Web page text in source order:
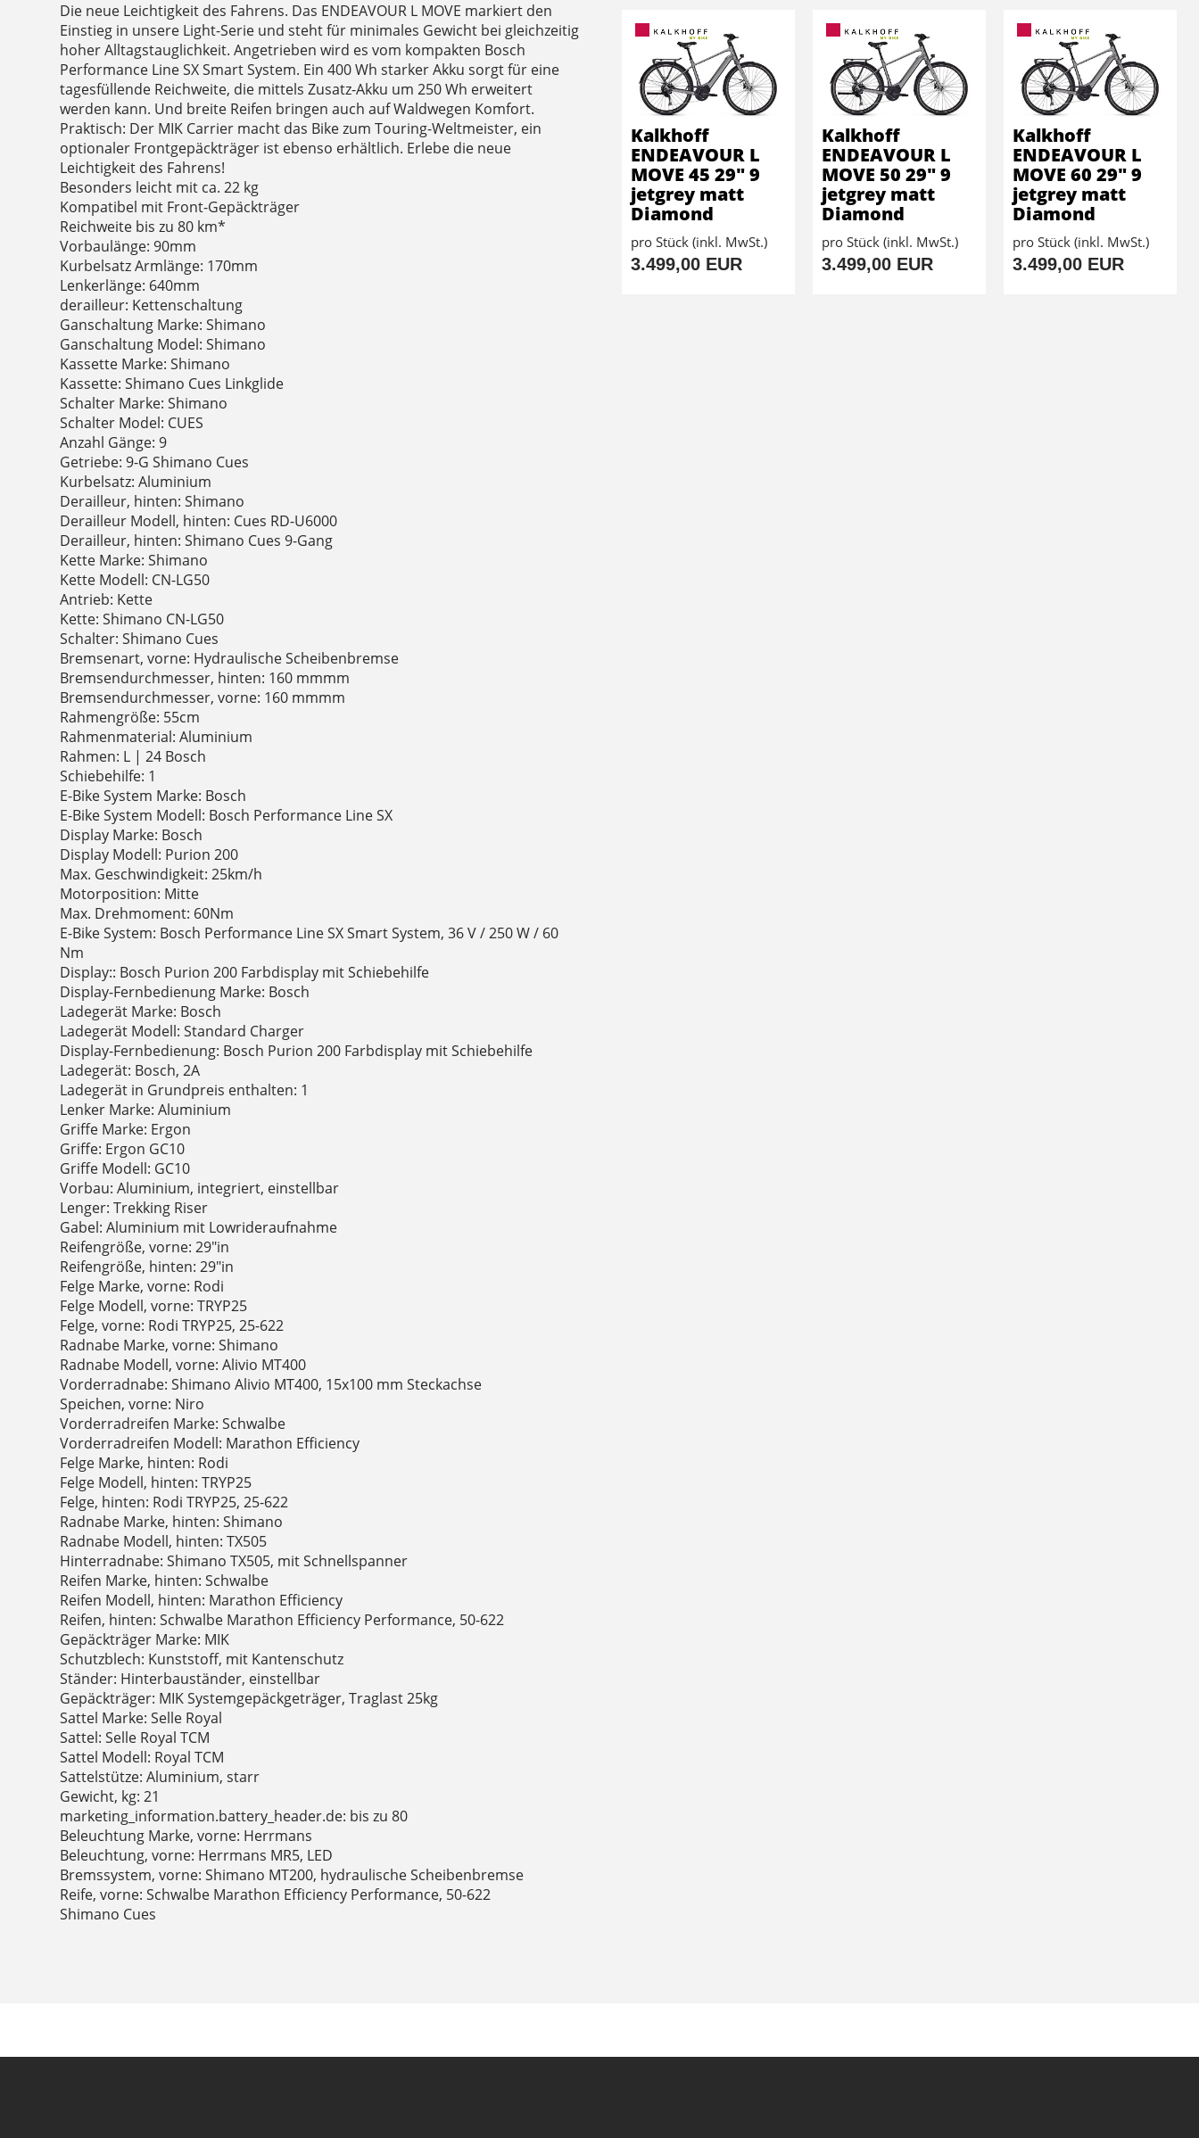
Die neue Leichtigkeit des Fahrens. Das ENDEAVOUR L MOVE markiert den
Einstieg in unsere Light-Serie und steht für minimales Gewicht bei gleichzeitig
hoher Alltagstauglichkeit. Angetrieben wird es vom kompakten Bosch
Performance Line SX Smart System. Ein 400 Wh starker Akku sorgt für eine
tagesfüllende Reichweite, die mittels Zusatz-Akku um 250 Wh erweitert
werden kann. Und breite Reifen bringen auch auf Waldwegen Komfort.
Praktisch: Der MIK Carrier macht das Bike zum Touring-Weltmeister, ein
optionaler Frontgepäckträger ist ebenso erhältlich. Erlebe die neue
Leichtigkeit des Fahrens!
Besonders leicht mit ca. 22 kg
Kompatibel mit Front-Gepäckträger
Reichweite bis zu 80 km*
Vorbaulänge: 90mm
Kurbelsatz Armlänge: 170mm
Lenkerlänge: 640mm
derailleur: Kettenschaltung
Ganschaltung Marke: Shimano
Ganschaltung Model: Shimano
Kassette Marke: Shimano
Kassette: Shimano Cues Linkglide
Schalter Marke: Shimano
Schalter Model: CUES
Anzahl Gänge: 9
Getriebe: 9-G Shimano Cues
Kurbelsatz: Aluminium
Derailleur, hinten: Shimano
Derailleur Modell, hinten: Cues RD-U6000
Derailleur, hinten: Shimano Cues 9-Gang
Kette Marke: Shimano
Kette Modell: CN-LG50
Antrieb: Kette
Kette: Shimano CN-LG50
Schalter: Shimano Cues
Bremsenart, vorne: Hydraulische Scheibenbremse
Bremsendurchmesser, hinten: 160 mmmm
Bremsendurchmesser, vorne: 160 mmmm
Rahmengröße: 55cm
Rahmenmaterial: Aluminium
Rahmen: L | 24 Bosch
Schiebehilfe: 1
E-Bike System Marke: Bosch
E-Bike System Modell: Bosch Performance Line SX
Display Marke: Bosch
Display Modell: Purion 200
Max. Geschwindigkeit: 25km/h
Motorposition: Mitte
Max. Drehmoment: 60Nm
E-Bike System: Bosch Performance Line SX Smart System, 36 V / 250 W / 60
Nm
Display:: Bosch Purion 200 Farbdisplay mit Schiebehilfe
Display-Fernbedienung Marke: Bosch
Ladegerät Marke: Bosch
Ladegerät Modell: Standard Charger
Display-Fernbedienung: Bosch Purion 200 Farbdisplay mit Schiebehilfe
Ladegerät: Bosch, 2A
Ladegerät in Grundpreis enthalten: 1
Lenker Marke: Aluminium
Griffe Marke: Ergon
Griffe: Ergon GC10
Griffe Modell: GC10
Vorbau: Aluminium, integriert, einstellbar
Lenger: Trekking Riser
Gabel: Aluminium mit Lowrideraufnahme
Reifengröße, vorne: 29"in
Reifengröße, hinten: 29"in
Felge Marke, vorne: Rodi
Felge Modell, vorne: TRYP25
Felge, vorne: Rodi TRYP25, 25-622
Radnabe Marke, vorne: Shimano
Radnabe Modell, vorne: Alivio MT400
Vorderradnabe: Shimano Alivio MT400, 15x100 mm Steckachse
Speichen, vorne: Niro
Vorderradreifen Marke: Schwalbe
Vorderradreifen Modell: Marathon Efficiency
Felge Marke, hinten: Rodi
Felge Modell, hinten: TRYP25
Felge, hinten: Rodi TRYP25, 25-622
Radnabe Marke, hinten: Shimano
Radnabe Modell, hinten: TX505
Hinterradnabe: Shimano TX505, mit Schnellspanner
Reifen Marke, hinten: Schwalbe
Reifen Modell, hinten: Marathon Efficiency
Reifen, hinten: Schwalbe Marathon Efficiency Performance, 50-622
Gepäckträger Marke: MIK
Schutzblech: Kunststoff, mit Kantenschutz
Ständer: Hinterbauständer, einstellbar
Gepäckträger: MIK Systemgepäckgeträger, Traglast 25kg
Sattel Marke: Selle Royal
Sattel: Selle Royal TCM
Sattel Modell: Royal TCM
Sattelstütze: Aluminium, starr
Gewicht, kg: 21
marketing_information.battery_header.de: bis zu 80
Beleuchtung Marke, vorne: Herrmans
Beleuchtung, vorne: Herrmans MR5, LED
Bremssystem, vorne: Shimano MT200, hydraulische Scheibenbremse
Reife, vorne: Schwalbe Marathon Efficiency Performance, 50-622
Shimano Cues
Kalkhoff
ENDEAVOUR L
MOVE 45 29" 9
jetgrey matt
Diamond
pro Stück (inkl. MwSt.)
3.499,00 EUR
Kalkhoff
ENDEAVOUR L
MOVE 50 29" 9
jetgrey matt
Diamond
pro Stück (inkl. MwSt.)
3.499,00 EUR
Kalkhoff
ENDEAVOUR L
MOVE 60 29" 9
jetgrey matt
Diamond
pro Stück (inkl. MwSt.)
3.499,00 EUR